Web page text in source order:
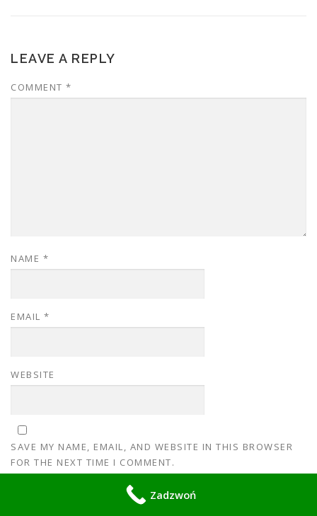
LEAVE A REPLY
COMMENT *
NAME *
EMAIL *
WEBSITE
SAVE MY NAME, EMAIL, AND WEBSITE IN THIS BROWSER
FOR THE NEXT TIME I COMMENT.
NOTIFY ME OF FOLLOW-UP COMMENTS BY EMAIL.
Zadzwoń